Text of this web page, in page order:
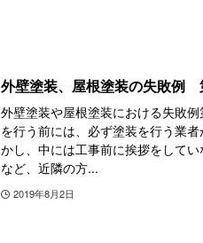
外壁塗装、屋根塗装の失敗例
外壁塗装や屋根塗装における失敗
を行う前には、必ず塗装を行う業
かし、中には工事前に挨拶をして
など、近隣の方...
2019年8月2日